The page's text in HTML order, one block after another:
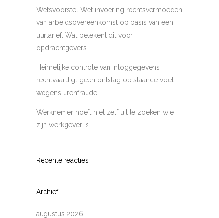
Wetsvoorstel Wet invoering rechtsvermoeden
van arbeidsovereenkomst op basis van een
uurtarief: Wat betekent dit voor
opdrachtgevers
Heimelijke controle van inloggegevens
rechtvaardigt geen ontslag op staande voet
wegens urenfraude
Werknemer hoeft niet zelf uit te zoeken wie
zijn werkgever is
Recente reacties
Archief
augustus 2026